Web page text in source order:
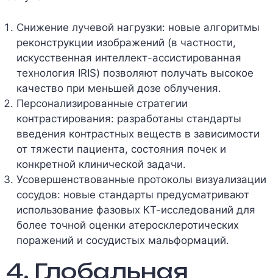
Снижение лучевой нагрузки: новые алгоритмы
реконструкции изображений (в частности,
искусственная интеллект-ассистированная
технология IRIS) позволяют получать высокое
качество при меньшей дозе облучения.
Персонализированные стратегии
контрастирования: разработаны стандарты
введения контрастных веществ в зависимости
от тяжести пациента, состояния почек и
конкретной клинической задачи.
Усовершенствованные протоколы визуализации
сосудов: новые стандарты предусматривают
использование фазовых КТ-исследований для
более точной оценки атеросклеротических
поражений и сосудистых мальформаций.
4. Глобальная